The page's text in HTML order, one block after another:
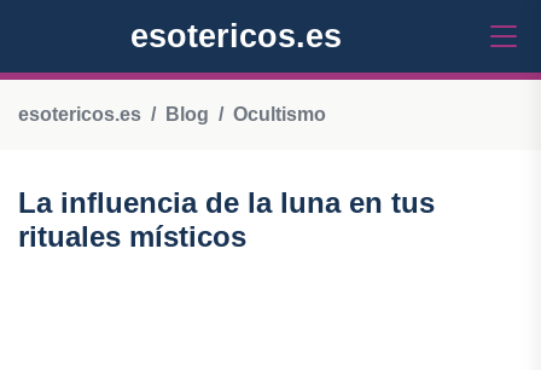
esotericos.es
esotericos.es Blog Ocultismo
La influencia de la luna en tus
rituales místicos